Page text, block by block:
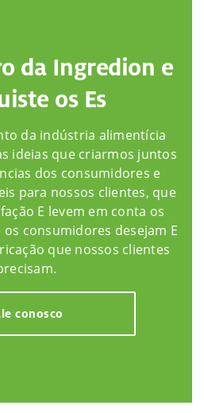
da Ingredion e
os Es
da indústria alimentícia
ideias que criarmos juntos
dos consumidores e
para nossos clientes, que
E levem em conta os
consumidores desejam E
que nossos clientes
conosco